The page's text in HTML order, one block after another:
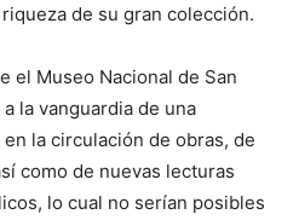
de su gran colección.
el Museo Nacional de San
la vanguardia de una
la circulación de obras, de
como de nuevas lecturas
lo cual no serían posibles